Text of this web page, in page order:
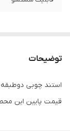
توضیحات
استند چوبی
قیمت پایین این